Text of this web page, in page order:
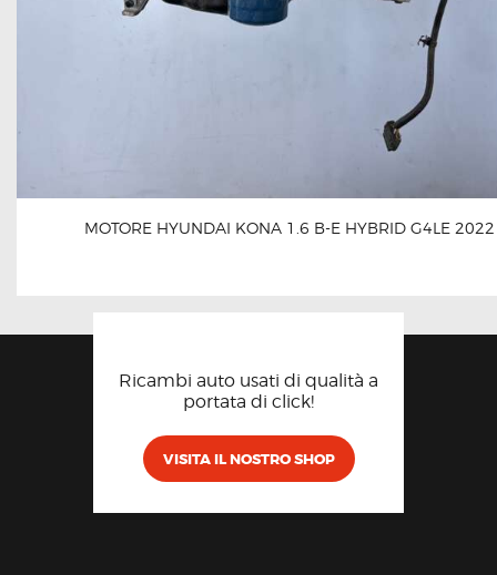
MOTORE HYUNDAI KONA 1.6 B-E HYBRID G4LE
Ricambi auto usati di qualità a
portata di click!
VISITA IL NOSTRO SHOP